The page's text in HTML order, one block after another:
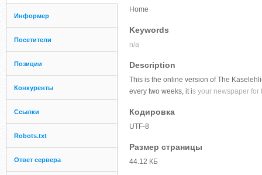
Информер
Посетители
Позиции
Конкуренты
Ссылки
Robots.txt
Ответ сервера
Home
Keywords
n/a
Description
This is the online version of The
every two weeks, it is your newspaper for
Кодировка
UTF-8
Размер страницы
44.12 КБ